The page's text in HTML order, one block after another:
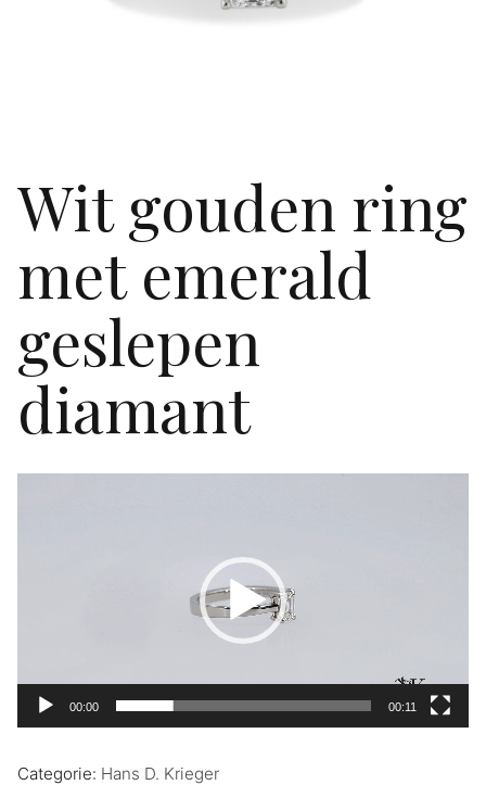
Wit gouden ring
met emerald
geslepen
diamant
00:00 00:11
Categorie: Hans D. Krieger